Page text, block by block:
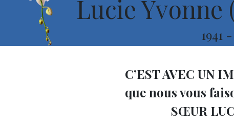
Lucie Yvonne
1941 -
C’EST AVEC UN
que nous vous faisons
SŒUR